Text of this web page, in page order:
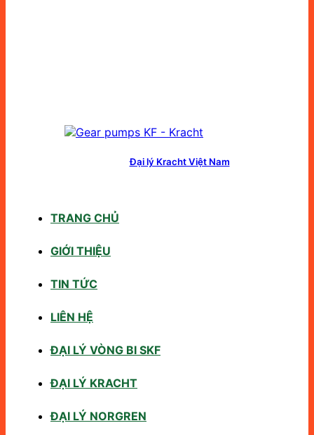
Đại lý Kracht Việt Nam
TRANG CHỦ
GIỚI THIỆU
TIN TỨC
LIÊN HỆ
ĐẠI LÝ VÒNG BI SKF
ĐẠI LÝ KRACHT
ĐẠI LÝ NORGREN